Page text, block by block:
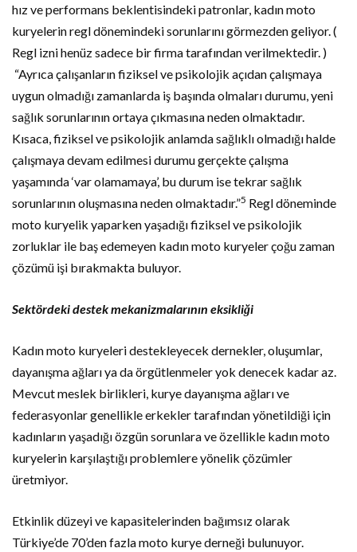
hız ve performans beklentisindeki patronlar, kadın moto
kuryelerin regl dönemindeki sorunlarını görmezden geliyor. (
Regl izni henüz sadece bir firma tarafından verilmektedir. )
“Ayrıca çalışanların fiziksel ve psikolojik açıdan çalışmaya
uygun olmadığı zamanlarda iş başında olmaları durumu, yeni
sağlık sorunlarının ortaya çıkmasına neden olmaktadır.
Kısaca, fiziksel ve psikolojik anlamda sağlıklı olmadığı halde
çalışmaya devam edilmesi durumu gerçekte çalışma
yaşamında ‘var olamamaya’, bu durum ise tekrar sağlık
sorunlarının oluşmasına neden olmaktadır.”5 Regl döneminde
moto kuryelik yaparken yaşadığı fiziksel ve psikolojik
zorluklar ile baş edemeyen kadın moto kuryeler çoğu zaman
çözümü işi bırakmakta buluyor.
Sektördeki destek mekanizmalarının eksikliği
Kadın moto kuryeleri destekleyecek dernekler, oluşumlar,
dayanışma ağları ya da örgütlenmeler yok denecek kadar az.
Mevcut meslek birlikleri, kurye dayanışma ağları ve
federasyonlar genellikle erkekler tarafından yönetildiği için
kadınların yaşadığı özgün sorunlara ve özellikle kadın moto
kuryelerin karşılaştığı problemlere yönelik çözümler
üretmiyor.
Etkinlik düzeyi ve kapasitelerinden bağımsız olarak
Türkiye’de 70’den fazla moto kurye derneği bulunuyor.